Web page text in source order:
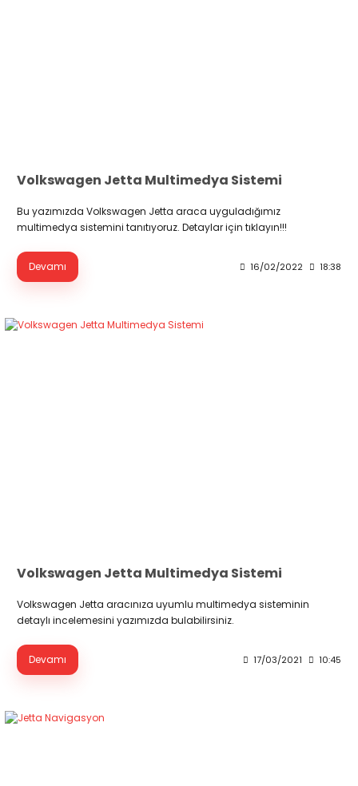
Volkswagen Jetta Multimedya Sistemi
Bu yazımızda Volkswagen Jetta araca uyguladığımız
multimedya sistemini tanıtıyoruz. Detaylar için tıklayın!!!
Devamı 16/02/2022 18:38
Volkswagen Jetta Multimedya Sistemi
Volkswagen Jetta aracınıza uyumlu multimedya sisteminin
detaylı incelemesini yazımızda bulabilirsiniz.
Devamı 17/03/2021 10:45